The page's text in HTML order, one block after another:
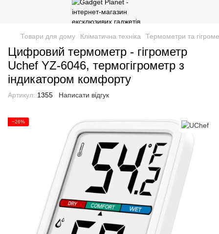
Товари для дому Кліматична техніка Термометри та
Цифровий термометр - гігрометр
Uchef YZ-6046, термогігрометр з
індикатором комфорту
Артикул: 1355 Написати відгук
−26%